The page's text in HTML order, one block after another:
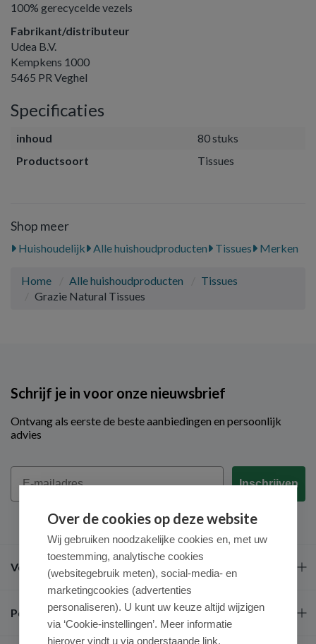
100% gerecycelde vezels
Fabrikant/distributeur
Udea B.V.
Kempkens 1000
5465 PR Veghel
Specificaties
inhoud
80 stuks
Productsoort
Tissues
Shop meer
Huishoudelijk Alle huishoudproducten Tissues Merken
Home Alle huishoudproducten
Tissues
Grazie Natural Tissues
Schrijf je in voor onze nieuwsbrief
Ontvang als eerste de beste aanbiedingen en persoonlijk
advies
Email
Inschrijven
Veel gestelde vragen
Populaire merken
Over de cookies op deze website
Wij gebruiken noodzakelijke cookies en, met uw
toestemming, analytische cookies
(websitegebruik meten), social-media- en
marketingcookies (advertenties
personaliseren). U kunt uw keuze altijd wijzigen
via ‘Cookie-instellingen’. Meer informatie
hierover vindt u via onderstaande link.